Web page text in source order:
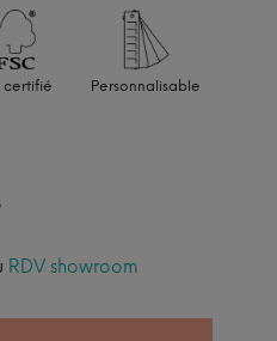
certifié Personnalisable
RDV showroom